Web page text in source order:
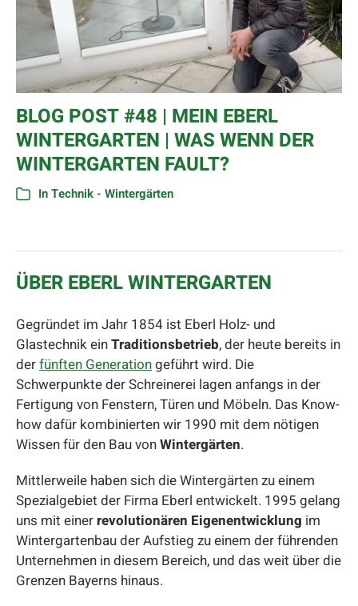
BLOG POST #48 | MEIN EBERL
WINTERGARTEN | WAS WENN DER
WINTERGARTEN FAULT?
InTechnik - Wintergärten
ÜBER EBERL WINTERGARTEN
Gegründet im Jahr 1854 ist Eberl Holz- und
Glastechnik einTraditionsbetrieb, der heute bereits in
derfünften Generationgeführt wird. Die
Schwerpunkte der Schreinerei lagen anfangs in der
Fertigung von Fenstern, Türen und Möbeln. Das Know-
how dafür kombinierten wir 1990 mit dem nötigen
Wissen für den Bau vonWintergärten.
Mittlerweile haben sich die Wintergärten zu einem
Spezialgebiet der Firma Eberl entwickelt. 1995 gelang
uns mit einer revolutionären Eigenentwicklung im
Wintergartenbau der Aufstieg zu einem der führenden
Unternehmen in diesem Bereich, und das weit über die
Grenzen Bayerns hinaus.